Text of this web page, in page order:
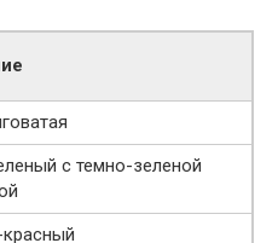
с темно-зеленой